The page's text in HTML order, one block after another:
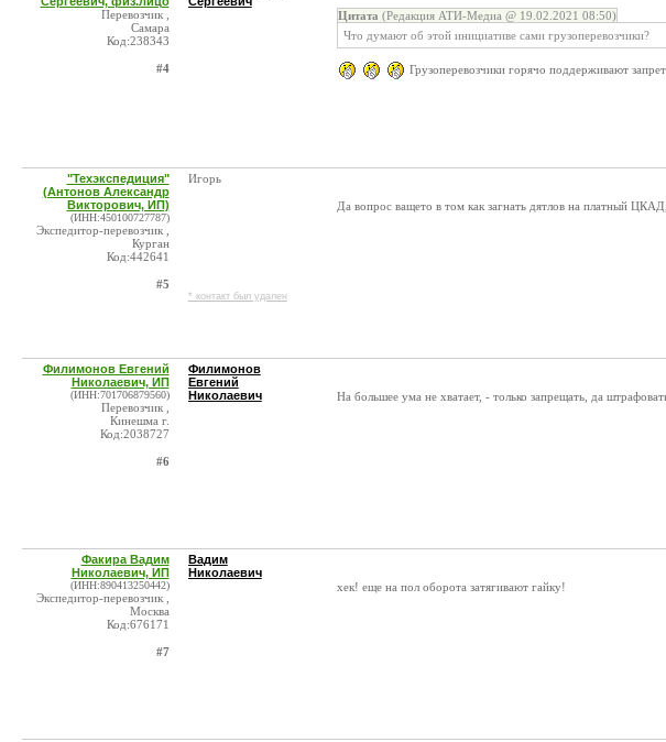
Перевозчик ,
Самара
Код:238343
#4
Цитата (Редакция АТИ-Медиа @ 19.02.2021 08:50)
Что думают об этой инициативе сами грузоперевозчики?
Грузоперевозчики горячо поддерживают
"Техэкспедиция"
(Антонов Александр
Викторович, ИП)
(ИНН:450100727787)
Экспедитор-перевозчик ,
Курган
Код:442641
#5
Игорь
* контакт был удален
Да вопрос ващето в том как загнать дятлов на платный
Филимонов Евгений
Николаевич, ИП
(ИНН:701706879560)
Перевозчик ,
Кинешма г.
Код:2038727
#6
Филимонов
Евгений
Николаевич
На большее ума не хватает, - только запрещать, да
Факира Вадим
Николаевич, ИП
(ИНН:890413250442)
Экспедитор-перевозчик ,
Москва
Код:676171
#7
Вадим
Николаевич
хек! еще на пол оборота затягивают гайку!